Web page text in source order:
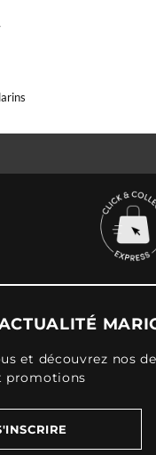
et découvrez nos
promotions